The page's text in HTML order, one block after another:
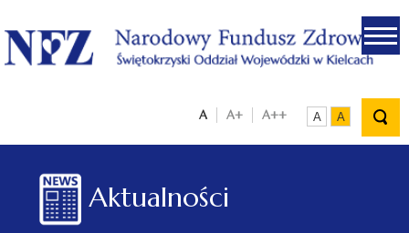
.
A A+ A++ A A
Aktualności